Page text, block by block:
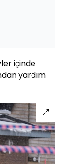
içinde
yardım